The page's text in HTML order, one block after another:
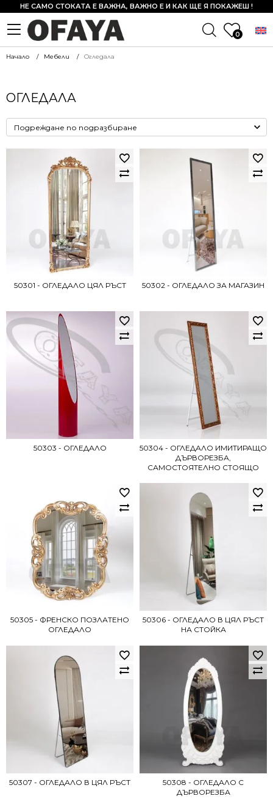
0
НЕ САМО СТОКАТА Е ВАЖНА, ВАЖНО Е И КАК ЩЕ Я ПОКАЖЕШ !
Начало Мебели Огледала
ОГЛЕДАЛА
50301 - ОГЛЕДАЛО ЦЯЛ РЪСТ 50302 - ОГЛЕДАЛО ЗА МАГАЗИН
50303 - ОГЛЕДАЛО
50304 - ОГЛЕДАЛО ИМИТИРАЩО
ДЪРВОРЕЗБА,
САМОСТОЯТЕЛНО СТОЯЩО
50305 - ФРЕНСКО ПОЗЛАТЕНО
ОГЛЕДАЛО
50306 - ОГЛЕДАЛО В ЦЯЛ РЪСТ
НА СТОЙКА
50307 - ОГЛЕДАЛО В ЦЯЛ РЪСТ
50308 - ОГЛЕДАЛО С
ДЪРВОРЕЗБА